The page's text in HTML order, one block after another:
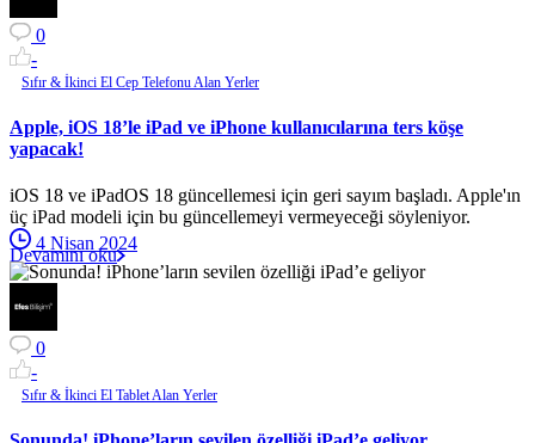
0
-
Sıfır & İkinci El Cep Telefonu Alan Yerler
Apple, iOS 18’le iPad ve iPhone kullanıcılarına ters köşe
yapacak!
iOS 18 ve iPadOS 18 güncellemesi için geri sayım başladı. Apple'ın
üç iPad modeli için bu güncellemeyi vermeyeceği söyleniyor.
4 Nisan 2024
Devamını oku
0
-
Sıfır & İkinci El Tablet Alan Yerler